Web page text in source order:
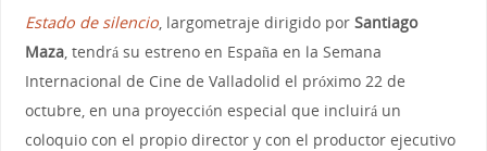
Estado de silencio, largometraje dirigido por Santiago
Maza, tendrá su estreno en España en la Semana
Internacional de Cine de Valladolid el próximo 22 de
octubre, en una proyección especial que incluirá un
coloquio con el propio director y con el productor ejecutivo